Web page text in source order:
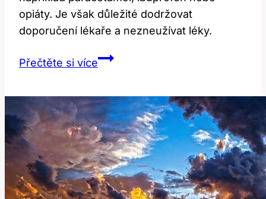
opiáty. Je však důležité dodržovat
doporučení lékaře a nezneužívat léky.
Přečtěte si víceLéky
po
operaci:
Jaké
jsou
nejúčinnější?